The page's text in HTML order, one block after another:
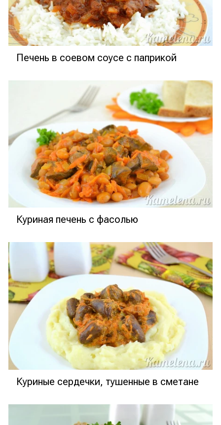
Печень в соевом соусе с паприкой
Куриная печень с фасолью
Куриные сердечки, тушенные в сметане